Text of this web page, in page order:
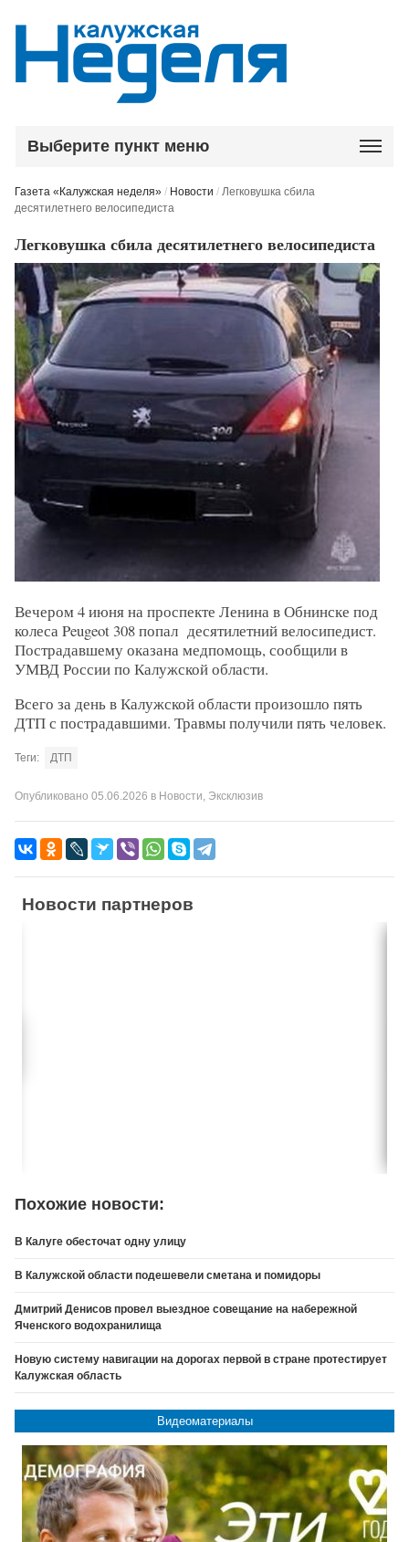
Выберите пункт меню
Газета «Калужская неделя» / Новости /Легковушка сбила
десятилетнего велосипедиста
Легковушка сбила десятилетнего велосипедиста
Вечером 4 июня на проспекте Ленина в Обнинске под
колеса Peugeot 308 попал десятилетний велосипедист.
Пострадавшему оказана медпомощь, сообщили в
УМВД России по Калужской области.
Всего за день в Калужской области произошло пять
ДТП с пострадавшими. Травмы получили пять человек.
Теги: ДТП
Опубликовано 05.06.2026 в Новости, Эксклюзив
Новости партнеров
Похожие новости:
В Калуге обесточат одну улицу
В Калужской области подешевели сметана и помидоры
Дмитрий Денисов провел выездное совещание на набережной
Яченского водохранилища
Новую систему навигации на дорогах первой в стране протестирует
Калужская область
Видеоматериалы